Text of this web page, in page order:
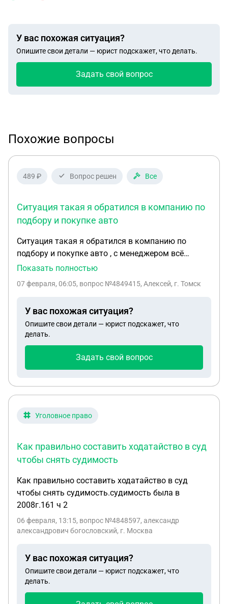
У вас похожая ситуация?
Опишите свои детали — юрист подскажет, что делать.
Задать свой вопрос
Похожие вопросы
489 ₽ Вопрос решен Все
Ситуация такая я обратился в компанию по
подбору и покупке авто
Ситуация такая я обратился в компанию по
подбору и покупке авто , с менеджером всё
обговорили в телеграмме , я описывал ситуацию
покупать авто,менеджер меня уверял что можете
мне вернут деньги В итоге я приехал в офис мы
составили договор на покупку и оплату депозита
за определенную машину я внес депозит 60т ,
есть по факту она ничего не подписывала , я
попросил вернуть депозит за авто мне сказали
откуда хотели привезти машину Можно ли в этой
возвращает , но по факту жена этот договор даже
не подписывала
Показать полностью
07 февраля, 06:05, вопрос №4849415, Алексей, г. Томск
У вас похожая ситуация?
Опишите свои детали — юрист подскажет, что
делать.
Задать свой вопрос
Уголовное право
Как правильно составить ходатайство в суд
чтобы снять судимость
Как правильно составить ходатайство в суд
чтобы снять судимость.судимость была в
2008г.161 ч 2
06 февраля, 13:15, вопрос №4848597, александр
александрович богословский, г. Москва
У вас похожая ситуация?
Опишите свои детали — юрист подскажет, что
делать.